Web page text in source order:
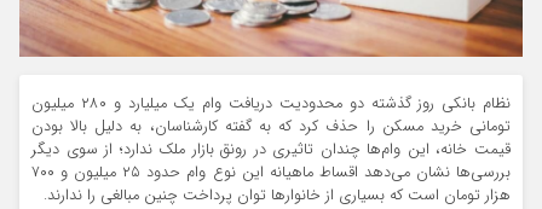
نظام بانکی روز گذشته دو محدودیت دریافت وام یک میلیارد و ۲۸۰ میلیون
تومانی خرید مسکن را حذف کرد که به گفته کارشناسان، به دلیل بالا بودن
قیمت خانه، این وام‌ها چندان تاثیری در رونق بازار ملک ندارد؛ از سوی دیگر
بررسی‌ها نشان می‌دهد اقساط ماهیانه این نوع وام حدود ۲۵ میلیون و ۷۰۰
هزار تومان است که بسیاری از خانوارها توان پرداخت چنین مبالغی را ندارند.